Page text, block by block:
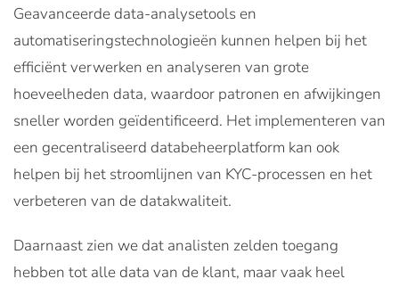
Geavanceerde data-analysetools en
automatiseringstechnologieën kunnen helpen bij het
efficiënt verwerken en analyseren van grote
hoeveelheden data, waardoor patronen en afwijkingen
sneller worden geïdentificeerd. Het implementeren van
een gecentraliseerd databeheerplatform kan ook
helpen bij het stroomlijnen van KYC-processen en het
verbeteren van de datakwaliteit.
Daarnaast zien we dat analisten zelden toegang
hebben tot alle data van de klant, maar vaak heel